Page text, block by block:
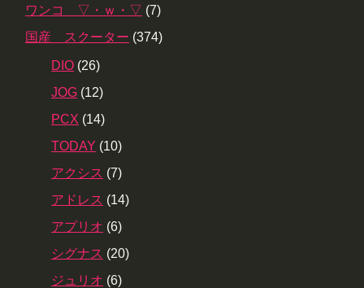
ワンコ ▽・ｗ・▽ (7)
国産 スクーター (374)
DIO (26)
JOG (12)
PCX (14)
TODAY (10)
アクシス (7)
アドレス (14)
アプリオ (6)
シグナス (20)
ジュリオ (6)